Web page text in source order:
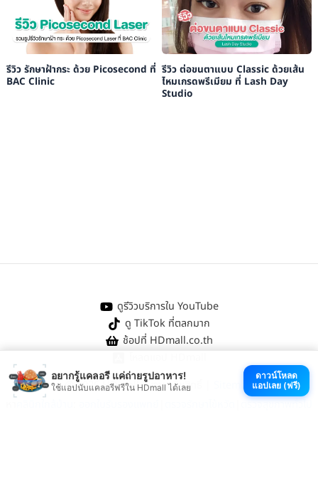
รีวิว รักษาฝ้ากระ ด้วย Picosecond ที่
BAC Clinic
รีวิว ต่อขนตาแบบ Classic ด้วยเส้น
ไหมเกรดพรีเมียม ที่ Lash Day
Studio
ดูรีวิวบริการใน YouTube
ดู TikTok ที่ตลกมาก
ช้อปที่ HDmall.co.th
@ 2026 HDmall | สงวนลิขสิทธิ์ |
Sitemap
ตรวจสุขภาพทั่วไป
อยากรู้แคลอรี แค่ถ่ายรูปอาหาร!
ใช้แอปนับแคลอรีฟรีใน HDmall ได้เลย
ดาวน์โหลด
แอปเลย (ฟรี)